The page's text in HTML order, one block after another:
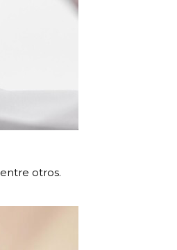
otros.